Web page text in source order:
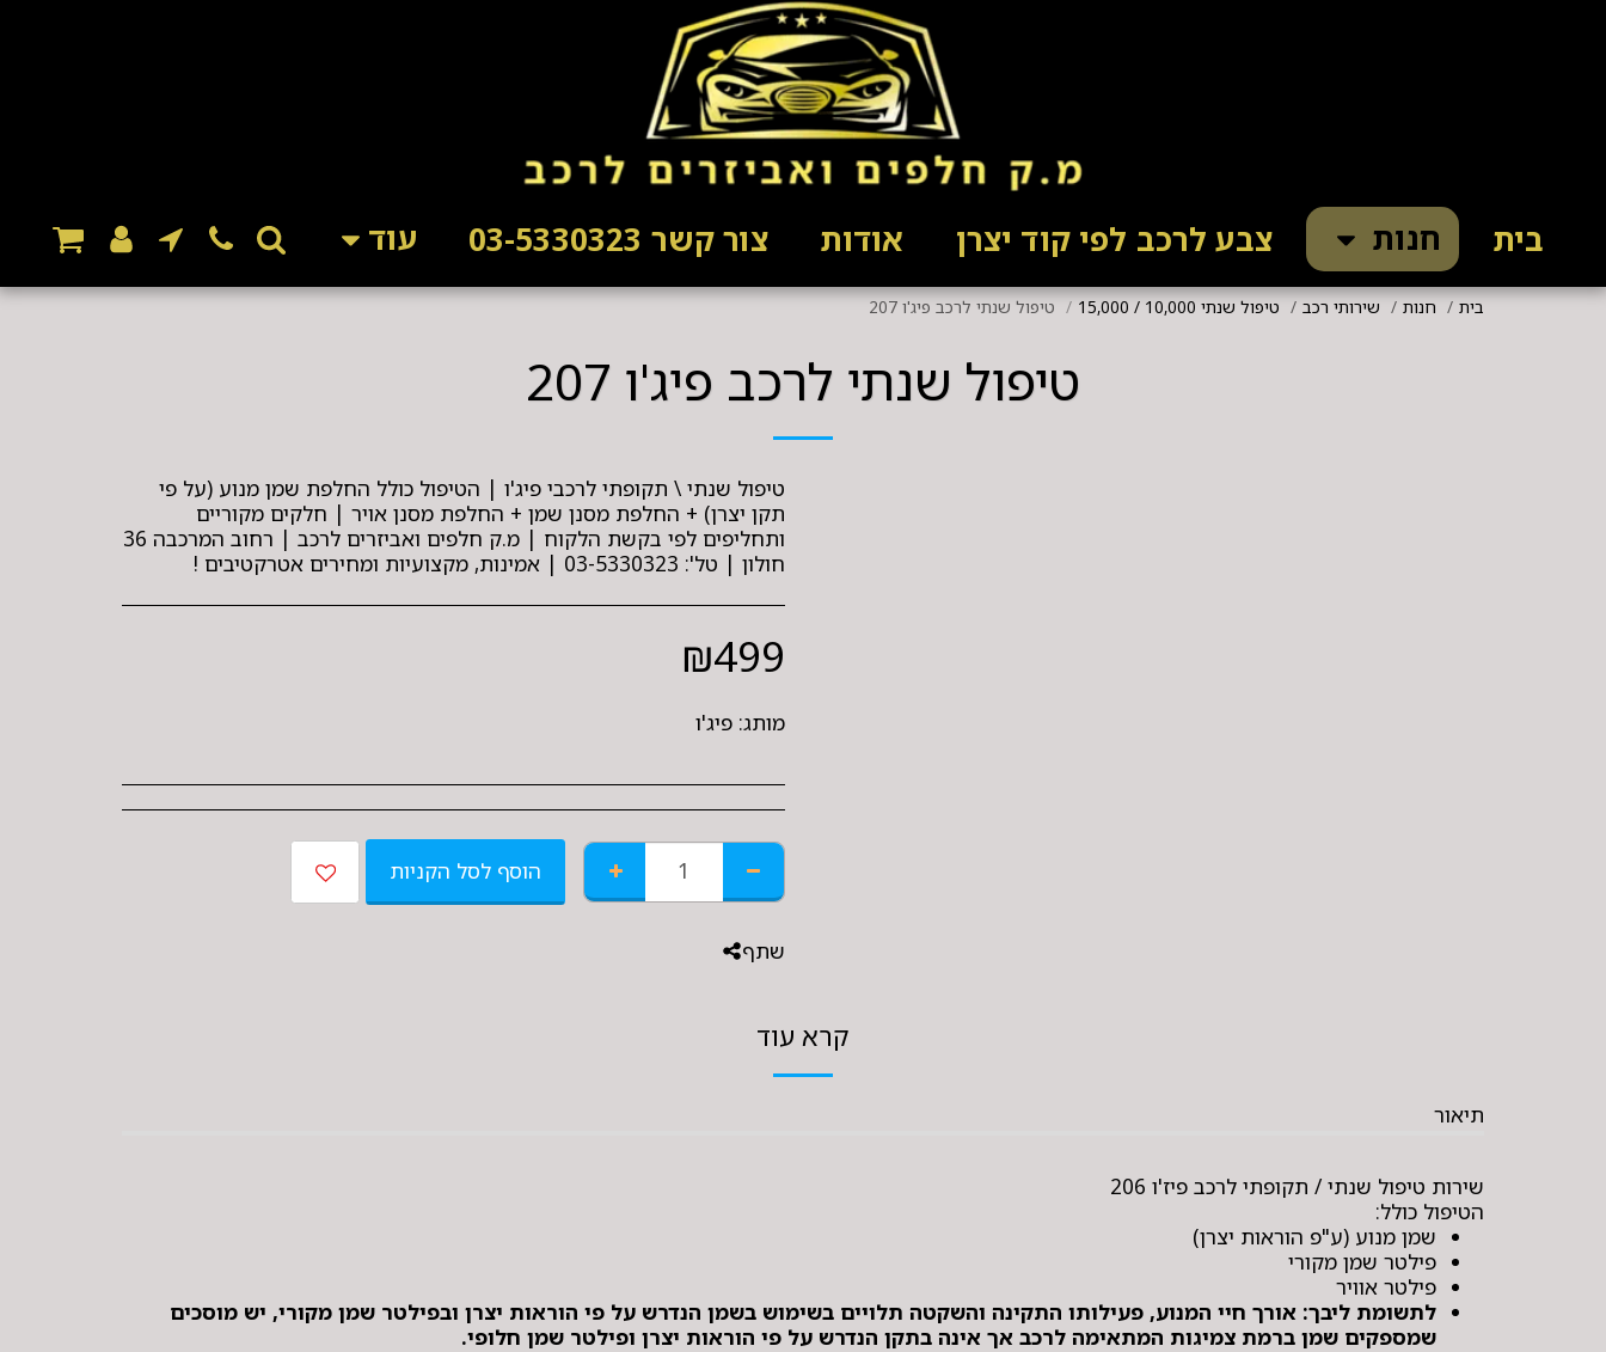
בית חנות צבע לרכב לפי קוד יצרן אודות צור קשר 03-5330323 עוד
בית חנות שירותי רכב טיפול שנתי 10,000 / 15,000 טיפול שנתי לרכב פיג'ו 207
טיפול שנתי לרכב פיג'ו 207
טיפול שנתי \ תקופתי לרכבי פיג'ו | הטיפול כולל החלפת שמן מנוע (על פי
תקן יצרן) + החלפת מסנן שמן + החלפת מסנן אויר | חלקים מקוריים
ותחליפים לפי בקשת הלקוח | מ.ק חלפים ואביזרים לרכב | רחוב המרכבה 36
חולון | טל': 03-5330323 | אמינות, מקצועיות ומחירים אטרקטיבים !
₪499
מותג: פיג'ו
הוסף לסל הקניות
שתף
קרא עוד
תיאור
שירות טיפול שנתי / תקופתי לרכב פיז'ו 206
הטיפול כולל:
שמן מנוע (ע"פ הוראות יצרן)
פילטר שמן מקורי
פילטר אוויר
לתשומת ליבך: אורך חיי המנוע, פעילותו התקינה והשקטה תלויים בשימוש בשמן הנדרש על פי הוראות יצרן ובפילטר שמן מקורי, יש מוסכים
שמספקים שמן ברמת צמיגות המתאימה לרכב אך אינה בתקן הנדרש על פי הוראות יצרן ופילטר שמן חלופי.